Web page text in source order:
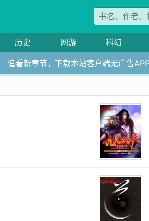
历史 网游 科幻
追看新章节，下载本站客户端无广告APP